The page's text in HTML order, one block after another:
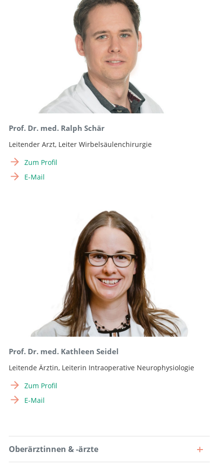
Prof. Dr. med. Ralph Schär
Leitender Arzt, Leiter Wirbelsäulenchirurgie
Zum Profil
E-Mail
Prof. Dr. med. Kathleen Seidel
Leitende Ärztin, Leiterin Intraoperative Neurophysiologie
Zum Profil
E-Mail
Oberärztinnen & -ärzte